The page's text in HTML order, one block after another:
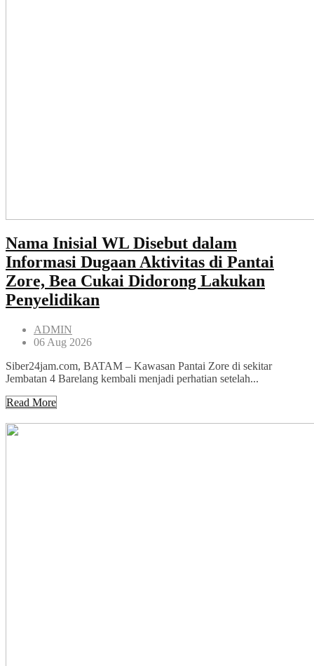
Nama Inisial WL Disebut dalam
Informasi Dugaan Aktivitas di Pantai
Zore, Bea Cukai Didorong Lakukan
Penyelidikan
ADMIN
06 Aug 2026
Siber24jam.com, BATAM – Kawasan Pantai Zore di sekitar
Jembatan 4 Barelang kembali menjadi perhatian setelah...
Read More